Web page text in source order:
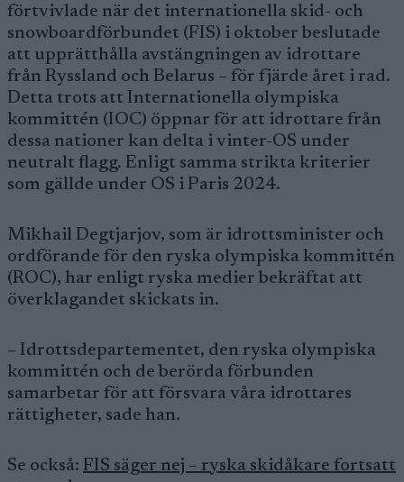
förtvivlade när det internationella skid- och
snowboardförbundet (FIS) i oktober beslutade
att upprätthålla avstängningen av idrottare
från Ryssland och Belarus – för fjärde året i rad.
Detta trots att Internationella olympiska
kommittén (IOC) öppnar för att idrottare från
dessa nationer kan delta i vinter-OS under
neutralt flagg. Enligt samma strikta kriterier
som gällde under OS i Paris 2024.
Mikhail Degtjarjov, som är idrottsminister och
ordförande för den ryska olympiska kommittén
(ROC), har enligt ryska medier bekräftat att
överklagandet skickats in.
– Idrottsdepartementet, den ryska olympiska
kommittén och de berörda förbunden
samarbetar för att försvara våra idrottares
rättigheter, sade han.
Se också: FIS säger nej – ryska skidåkare fortsatt